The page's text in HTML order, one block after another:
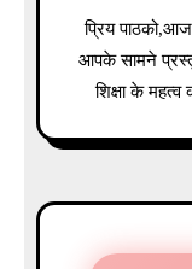
प्रिय पाठको,आज हम “शिक्षा विशेषांक सीरीज” का पहला अंक
आपके सामने
शिक्षा के